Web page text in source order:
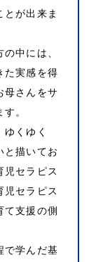
とが出来ま
中には、
た実感を得
母さんをサ
。
くゆく
と描いてお
児セラピス
児セラピス
て支援の側
で学んだ基